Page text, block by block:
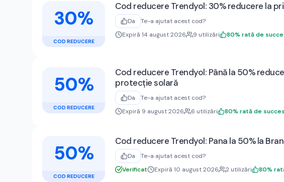
30%
COD REDUCERE
Cod reducere Trendyol: 30% reducere la
Da Te-a ajutat acest cod?
Expiră 14 august 2026 9 utilizări 80% rată de
50%
COD REDUCERE
Cod reducere Trendyol: Până la 50%
protecție solară
Da Te-a ajutat acest cod?
Expiră 9 august 2026 6 utilizări 80% rată de succes
50%
COD REDUCERE
Cod reducere Trendyol: Pana la 50% la
Da Te-a ajutat acest cod?
Verificat Expiră 10 august 2026 2 utilizări 80%